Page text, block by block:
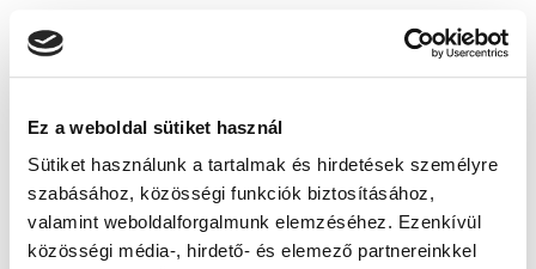
Ez a weboldal sütiket használ
Sütiket használunk a tartalmak és hirdetések személyre
szabásához, közösségi funkciók biztosításához,
valamint weboldalforgalmunk elemzéséhez. Ezenkívül
közösségi média-, hirdető- és elemező partnereinkkel